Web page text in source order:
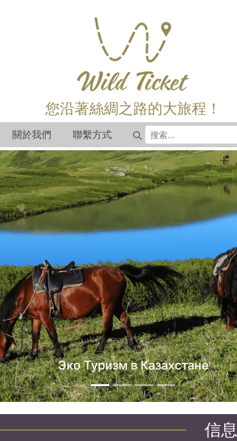
您沿著絲綢之路的大旅程！
關於我們 聯繫方式
信息